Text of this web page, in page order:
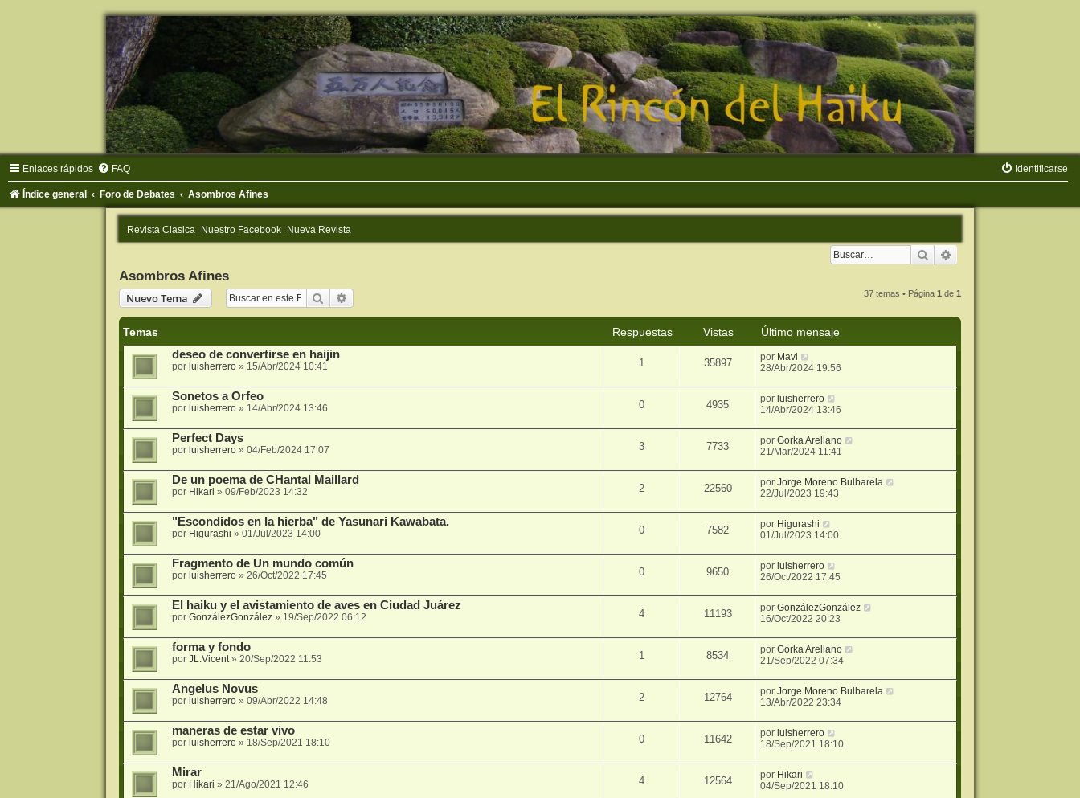
Enlaces rápidos FAQ Identificarse
Índice general Foro de Debates Asombros Afines
Revista Clasica Nuestro Facebook Nueva Revista
Buscar
Asombros Afines
Nuevo Tema
Buscar 37 temas • Página1 de1
Temas Respuestas Vistas
Último mensaje
deseo de convertirse en haijin
por luisherrero» 15/Abr/2024 10:41 1 35897 por Mavi
28/Abr/2024 19:56
Sonetos a Orfeo
por luisherrero» 14/Abr/2024 13:46 0 4935 por luisherrero
14/Abr/2024 13:46
Perfect Days
por luisherrero» 04/Feb/2024 17:07 3 7733 porGorka Arellano
21/Mar/2024 11:41
De un poema de CHantal Maillard
por Hikari » 09/Feb/2023 14:32 2 22560 porJorge Moreno Bulbarela
22/Jul/2023 19:43
"Escondidos en la hierba" de Yasunari Kawabata.
por Higurashi » 01/Jul/2023 14:00 0 7582 por Higurashi
01/Jul/2023 14:00
Fragmento de Un mundo común
por luisherrero» 26/Oct/2022 17:45 0 9650 por luisherrero
26/Oct/2022 17:45
El haiku y el avistamiento de aves en Ciudad Juárez
por GonzálezGonzález» 19/Sep/2022 06:12 4 11193 porGonzálezGonzález
16/Oct/2022 20:23
forma y fondo
por JL.Vicent» 20/Sep/2022 11:53 1 8534 porGorka Arellano
21/Sep/2022 07:34
Angelus Novus
por luisherrero» 09/Abr/2022 14:48 2 12764 porJorge Moreno Bulbarela
13/Abr/2022 23:34
maneras de estar vivo
por luisherrero» 18/Sep/2021 18:10 0 11642 por luisherrero
18/Sep/2021 18:10
Mirar
por Hikari » 21/Ago/2021 12:46 4 12564 por Hikari
04/Sep/2021 18:10